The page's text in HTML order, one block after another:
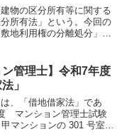
物の区分所有等に関する
所有法」という。今回の
地利用権の分離処分」で
和3年度 マンション管理士
〔問 ５...
ン管理士】令和7年度
」
、「借地借家法」であ
マンション管理士試験
マンションの 301 号室を